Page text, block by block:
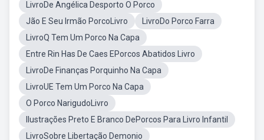
LivroDe Angélica Desporto O Porco
Jão E Seu Irmão PorcoLivro
LivroDo Porco Farra
LivroQ Tem Um Porco Na Capa
Entre Rin Has De Caes EPorcos Abatidos Livro
LivroDe Finanças Porquinho Na Capa
LivroUE Tem Um Porco Na Capa
O Porco NarigudoLivro
Ilustrações Preto E Branco DePorcos Para Livro Infantil
LivroSobre Libertação Demonio